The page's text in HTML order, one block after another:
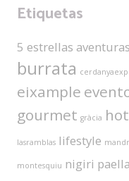
Etiquetas
5 estrellas aventuras
burrata
eixample
gourmet gràcia
lasramblas lifestyle
montesquiu nigiri paella